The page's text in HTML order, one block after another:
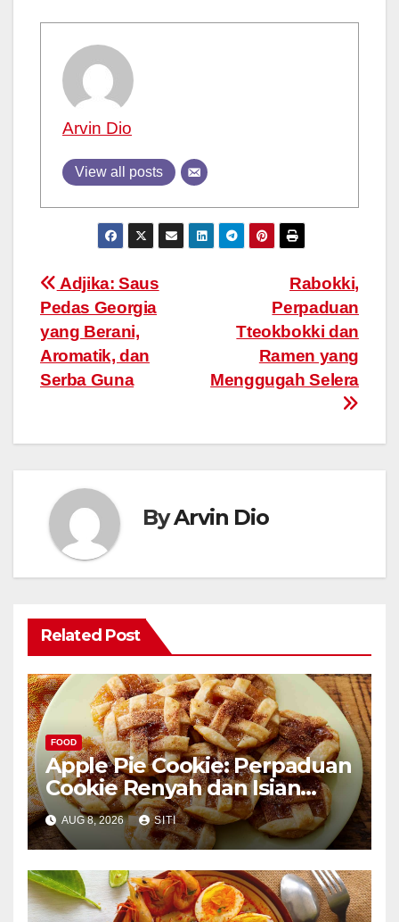
Arvin Dio
View all posts
Post
navigation
Rabokki,
Perpaduan
Tteokbokki dan
Ramen yang
Menggugah Selera
Adjika: Saus
Pedas Georgia
yang Berani,
Aromatik, dan
Serba Guna
ByArvin Dio
Related Post
FOOD
Apple Pie Cookie: Perpaduan
Cookie Renyah dan Isian
Apel
AUG 8, 2026 SITI